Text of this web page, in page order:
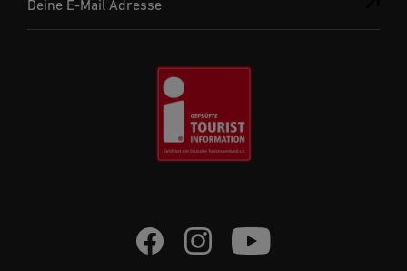
Deine E-Mail Adresse